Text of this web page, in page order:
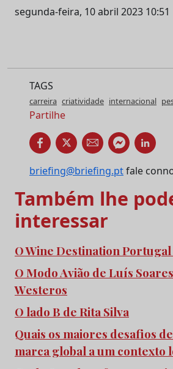
segunda-feira, 10 abril 2023 10:51
TAGS
carreira criatividade internacional
Partilhe
briefing@briefing.ptfale
Também lhe
interessar
O Wine Destination Portugal
O Modo Avião de Luís
Westeros
O lado B de Rita Silva
Quais os maiores desafios
marca global a um contexto